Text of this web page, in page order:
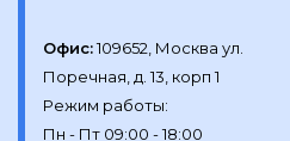
Офис:109652, Москва ул.
Поречная, д. 13, корп 1
Режим работы: